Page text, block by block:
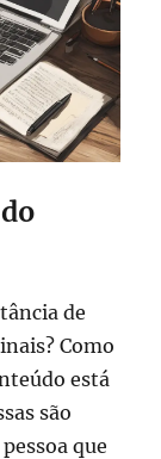
de
Como
está
são
que